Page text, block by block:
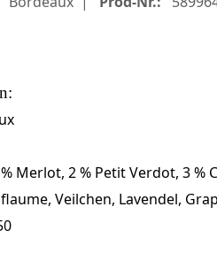
Merlot, 2 % Petit Verdot, 3 %
Veilchen, Lavendel,